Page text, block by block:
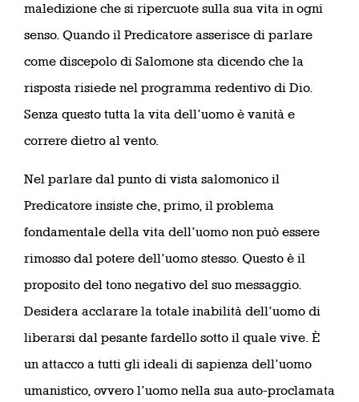
maledizione che si ripercuote sulla sua vita in ogni
senso. Quando il Predicatore asserisce di parlare
come discepolo di Salomone sta dicendo che la
risposta risiede nel programma redentivo di Dio.
Senza questo tutta la vita dell’uomo è vanità e
correre dietro al vento.
Nel parlare dal punto di vista salomonico il
Predicatore insiste che, primo, il problema
fondamentale della vita dell’uomo non può essere
rimosso dal potere dell’uomo stesso. Questo è il
proposito del tono negativo del suo messaggio.
Desidera acclarare la totale inabilità dell’uomo di
liberarsi dal pesante fardello sotto il quale vive. È
un attacco a tutti gli ideali di sapienza dell’uomo
umanistico, ovvero l’uomo nella sua auto-proclamata